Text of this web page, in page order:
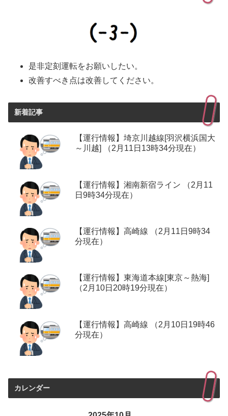
是非定刻運転をお願いしたい。
改善すべき点は改善してください。
新着記事
【運行情報】埼京川越線[羽沢横浜国大
～川越] （2月11日13時34分現在）
【運行情報】湘南新宿ライン （2月11
日9時34分現在）
【運行情報】高崎線 （2月11日9時34
分現在）
【運行情報】東海道本線[東京～熱海]
（2月10日20時19分現在）
【運行情報】高崎線 （2月10日19時46
分現在）
カレンダー